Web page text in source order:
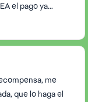
el pago ya
me
que lo haga el